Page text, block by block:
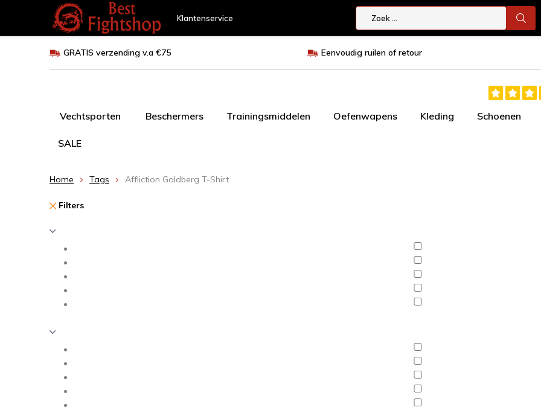
Klantenservice
GRATIS verzending v.a €75 Eenvoudig ruilen of retour
Vechtsporten Beschermers Trainingsmiddelen Oefenwapens Kleding Schoenen
SALE
Home Tags Affliction Goldberg T-Shirt
Filters